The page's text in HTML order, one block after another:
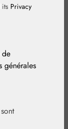
its Privacy
générales